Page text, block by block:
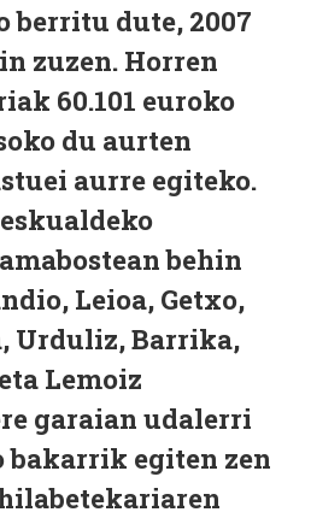
berritu dute, 2007
zuzen. Horren
60.101 euroko
du aurten
aurre egiteko.
behin
Leioa, Getxo,
Urduliz, Barrika,
Lemoiz
garaian udalerri
bakarrik egiten zen